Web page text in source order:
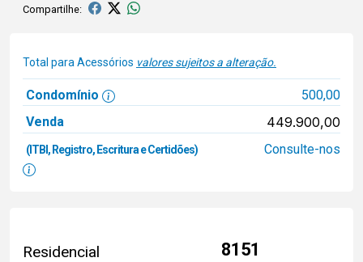
Compartilhe:
Total para Acessórios valores sujeitos a alteração.
Condomínio
500,00
Venda
449.900,00
(ITBI, Registro, Escritura e Certidões) Consulte-nos
Residencial 8151